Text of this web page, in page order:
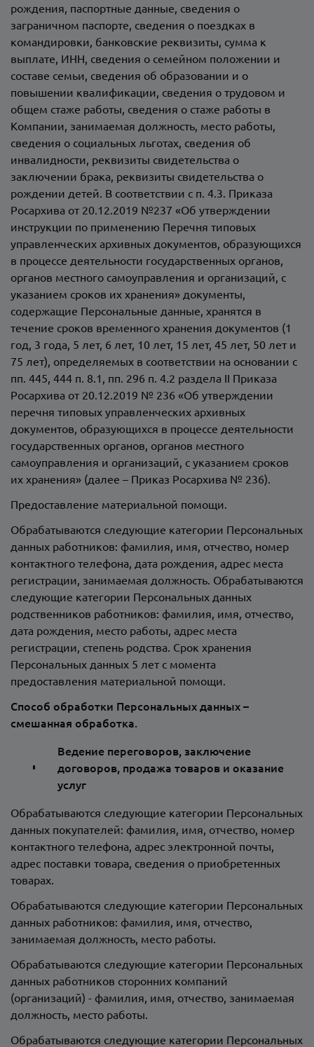
рождения, паспортные данные, сведения о
заграничном паспорте, сведения о поездках в
командировки, банковские реквизиты, сумма к
выплате, ИНН, сведения о семейном положении и
составе семьи, сведения об образовании и о
повышении квалификации, сведения о трудовом и
общем стаже работы, сведения о стаже работы в
Компании, занимаемая должность, место работы,
сведения о социальных льготах, сведения об
инвалидности, реквизиты свидетельства о
заключении брака, реквизиты свидетельства о
рождении детей. В соответствии с п. 4.3. Приказа
Росархива от 20.12.2019 №237 «Об утверждении
инструкции по применению Перечня типовых
управленческих архивных документов, образующихся
в процессе деятельности государственных органов,
органов местного самоуправления и организаций, с
указанием сроков их хранения» документы,
содержащие Персональные данные, хранятся в
течение сроков временного хранения документов (1
год, 3 года, 5 лет, 6 лет, 10 лет, 15 лет, 45 лет, 50 лет и
75 лет), определяемых в соответствии на основании с
пп. 445, 444 п. 8.1, пп. 296 п. 4.2 раздела II Приказа
Росархива от 20.12.2019 № 236 «Об утверждении
перечня типовых управленческих архивных
документов, образующихся в процессе деятельности
государственных органов, органов местного
самоуправления и организаций, с указанием сроков
их хранения» (далее – Приказ Росархива № 236).
Предоставление материальной помощи.
Обрабатываются следующие категории Персональных
данных работников: фамилия, имя, отчество, номер
контактного телефона, дата рождения, адрес места
регистрации, занимаемая должность. Обрабатываются
следующие категории Персональных данных
родственников работников: фамилия, имя, отчество,
дата рождения, место работы, адрес места
регистрации, степень родства. Срок хранения
Персональных данных 5 лет с момента
предоставления материальной помощи.
Способ обработки Персональных данных –
смешанная обработка.
Ведение переговоров, заключение
договоров, продажа товаров и оказание
услуг
Обрабатываются следующие категории Персональных
данных покупателей: фамилия, имя, отчество, номер
контактного телефона, адрес электронной почты,
адрес поставки товара, сведения о приобретенных
товарах.
Обрабатываются следующие категории Персональных
данных работников: фамилия, имя, отчество,
занимаемая должность, место работы.
Обрабатываются следующие категории Персональных
данных работников сторонних компаний
(организаций) - фамилия, имя, отчество, занимаемая
должность, место работы.
Обрабатываются следующие категории Персональных